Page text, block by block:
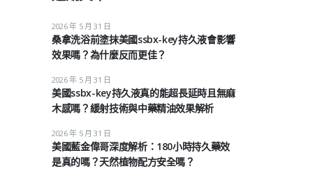
桑拿洗浴前塗抹美國ssbx-key持久液會影響
效果嗎？為什麼反而更佳？
2026 年 5 月 31 日
美國ssbx-key持久液真的能超長延時且無麻
木感嗎？緩射技術與中藥精油效果解析
2026 年 5 月 31 日
美國藍金偉哥深度解析：180小時持久藥效
是真的嗎？天然植物配方安全嗎？
2026 年 5 月 31 日